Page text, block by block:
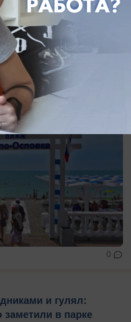
туристы спорят,
Черного моря
в Архипо-Осиповке
в Краснодарском крае
0
и гулял:
заметили в парке